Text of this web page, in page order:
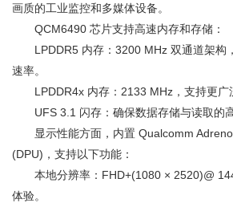
画质的工业监控和多媒体设备。
QCM6490 芯片支持高速内存和存储：
LPDDR5 内存：3200 MHz 双通道架构
速率。
LPDDR4x 内存：2133 MHz，支持更广
UFS 3.1 闪存：确保数据存储与读取的高
显示性能方面，内置 Qualcomm Adreno
(DPU)，支持以下功能：
本地分辨率：FHD+(1080 × 2520)@
体验。